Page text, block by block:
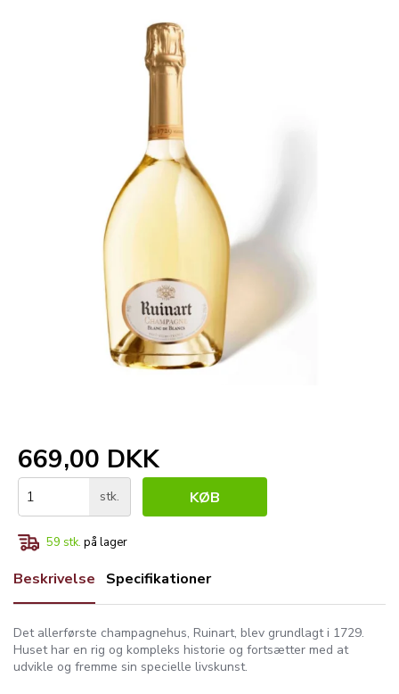
669,00 DKK
stk. KØB
59 stk. på lager
Beskrivelse Specifikationer
Det allerførste champagnehus, Ruinart, blev grundlagt i 1729.
Huset har en rig og kompleks historie og fortsætter med at
udvikle og fremme sin specielle livskunst.